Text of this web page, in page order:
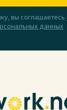
вы соглашаетесь
данных